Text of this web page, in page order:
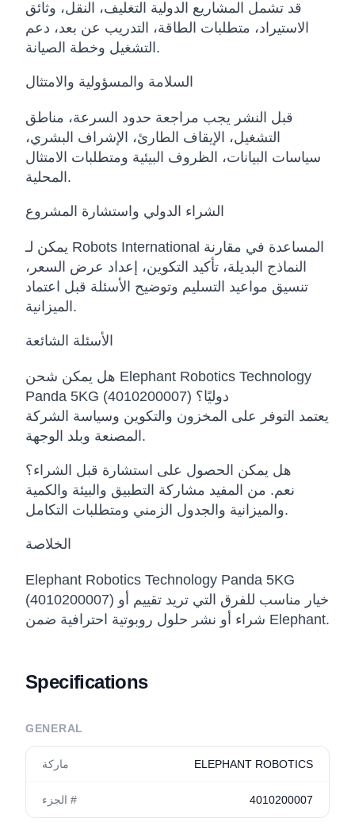
قد تشمل المشاريع الدولية التغليف، النقل، وثائق
الاستيراد، متطلبات الطاقة، التدريب عن بعد، دعم
التشغيل وخطة الصيانة.
السلامة والمسؤولية والامتثال
قبل النشر يجب مراجعة حدود السرعة، مناطق
التشغيل، الإيقاف الطارئ، الإشراف البشري،
سياسات البيانات، الظروف البيئية ومتطلبات الامتثال
المحلية.
الشراء الدولي واستشارة المشروع
يمكن لـ Robots International المساعدة في مقارنة
النماذج البديلة، تأكيد التكوين، إعداد عرض السعر،
تنسيق مواعيد التسليم وتوضيح الأسئلة قبل اعتماد
الميزانية.
الأسئلة الشائعة
هل يمكن شحن Elephant Robotics Technology
Panda 5KG (4010200007) دوليًا؟
يعتمد التوفر على المخزون والتكوين وسياسة الشركة
المصنعة وبلد الوجهة.
هل يمكن الحصول على استشارة قبل الشراء؟
نعم. من المفيد مشاركة التطبيق والبيئة والكمية
والميزانية والجدول الزمني ومتطلبات التكامل.
الخلاصة
Elephant Robotics Technology Panda 5KG
(4010200007) خيار مناسب للفرق التي تريد تقييم أو
شراء أو نشر حلول روبوتية احترافية ضمن Elephant.
Specifications
GENERAL
ماركة ELEPHANT ROBOTICS
الجزء # 4010200007